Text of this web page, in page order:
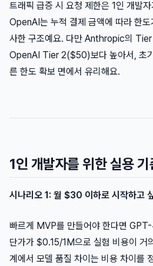
트래픽 급증 시 요청 제한은 1인 개발
OpenAI는 누적 결제 금액에 따라 한
사한 구조예요. 다만 Anthropic의
OpenAI Tier 2($50)보다 높아서, 초
른 한도 확보 면에서 유리해요.
1인 개발자를 위한 실용 기
시나리오 1: 월 $30 이하로 시작하고
빠르게 MVP를 만들어야 한다면
단가가 $0.15/1M으로 실험 비용이 거
계에서 모델 품질 차이는 비용 차이를